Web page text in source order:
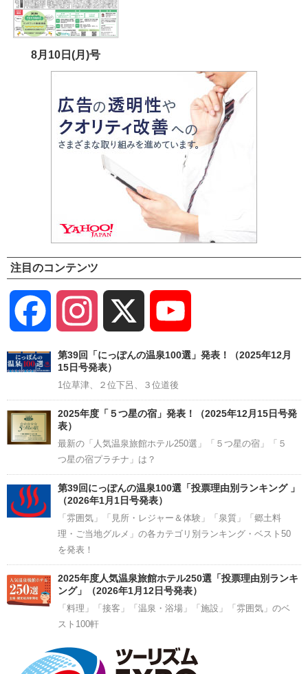
8月10日(月)号
注目のコンテンツ
Facebook Instagram
Channel
第39回「にっぽんの温泉100選」発表！（2025年12月
15日号発表）
1位草津、２位下呂、３位道後
2025年度「５つ星の宿」発表！（2025年12月15日号発
表）
最新の「人気温泉旅館ホテル250選」「５つ星の宿」「５
つ星の宿プラチナ」は？
第39回にっぽんの温泉100選「投票理由別ランキング 」
（2026年1月1日号発表）
「雰囲気」「見所・レジャー＆体験」「泉質」「郷土料
理・ご当地グルメ」の各カテゴリ別ランキング・ベスト50
を発表！
2025年度人気温泉旅館ホテル250選「投票理由別ランキ
ング」（2026年1月12日号発表）
「料理」「接客」「温泉・浴場」「施設」「雰囲気」のベ
スト100軒